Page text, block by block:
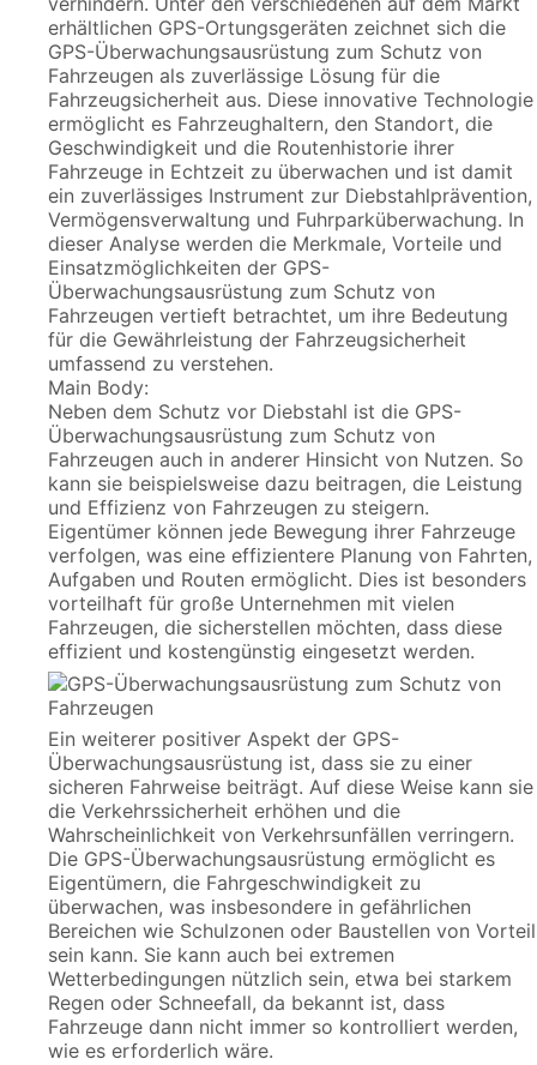
erhältlichen GPS-Ortungsgeräten zeichnet sich die
GPS-Überwachungsausrüstung zum Schutz von
Fahrzeugen als zuverlässige Lösung für die
Fahrzeugsicherheit aus. Diese innovative Technologie
ermöglicht es Fahrzeughaltern, den Standort, die
Geschwindigkeit und die Routenhistorie ihrer
Fahrzeuge in Echtzeit zu überwachen und ist damit
ein zuverlässiges Instrument zur Diebstahlprävention,
Vermögensverwaltung und Fuhrparküberwachung. In
dieser Analyse werden die Merkmale, Vorteile und
Einsatzmöglichkeiten der GPS-
Überwachungsausrüstung zum Schutz von
Fahrzeugen vertieft betrachtet, um ihre Bedeutung
für die Gewährleistung der Fahrzeugsicherheit
umfassend zu verstehen.
Main Body:
Neben dem Schutz vor Diebstahl ist die GPS-
Überwachungsausrüstung zum Schutz von
Fahrzeugen auch in anderer Hinsicht von Nutzen. So
kann sie beispielsweise dazu beitragen, die Leistung
und Effizienz von Fahrzeugen zu steigern.
Eigentümer können jede Bewegung ihrer Fahrzeuge
verfolgen, was eine effizientere Planung von Fahrten,
Aufgaben und Routen ermöglicht. Dies ist besonders
vorteilhaft für große Unternehmen mit vielen
Fahrzeugen, die sicherstellen möchten, dass diese
effizient und kostengünstig eingesetzt werden.
Ein weiterer positiver Aspekt der GPS-
Überwachungsausrüstung ist, dass sie zu einer
sicheren Fahrweise beiträgt. Auf diese Weise kann sie
die Verkehrssicherheit erhöhen und die
Wahrscheinlichkeit von Verkehrsunfällen verringern.
Die GPS-Überwachungsausrüstung ermöglicht es
Eigentümern, die Fahrgeschwindigkeit zu
überwachen, was insbesondere in gefährlichen
Bereichen wie Schulzonen oder Baustellen von Vorteil
sein kann. Sie kann auch bei extremen
Wetterbedingungen nützlich sein, etwa bei starkem
Regen oder Schneefall, da bekannt ist, dass
Fahrzeuge dann nicht immer so kontrolliert werden,
wie es erforderlich wäre.